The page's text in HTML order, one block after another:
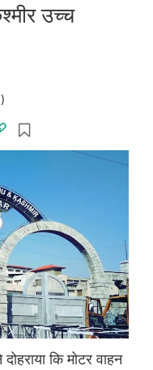
उच्च
कि मोटर वाहन